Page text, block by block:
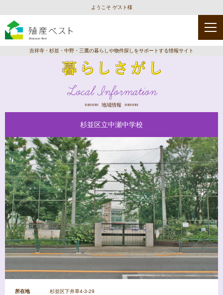
ようこそ ゲスト様
吉祥寺・杉並・中野・三鷹の暮らしや物件探しをサポートする情報サイト
Local Information
地域情報
杉並区立中瀬中学校
所在地 杉並区下井草4-3-29
を
選
択
保
育
園
幼
稚
園
児
童
館
病
院
公
園
館
パ